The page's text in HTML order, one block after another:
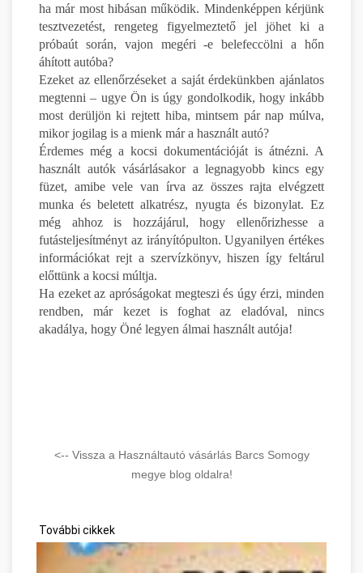
ha már most hibásan működik. Mindenképpen kérjünk
tesztvezetést, rengeteg figyelmeztető jel jöhet ki a
próbaút során, vajon megéri -e belefeccölni a hőn
áhított autóba?
Ezeket az ellenőrzéseket a saját érdekünkben ajánlatos
megtenni – ugye Ön is úgy gondolkodik, hogy inkább
most derüljön ki rejtett hiba, mintsem pár nap múlva,
mikor jogilag is a mienk már a használt autó?
Érdemes még a kocsi dokumentációját is átnézni. A
használt autók vásárlásakor a legnagyobb kincs egy
füzet, amibe vele van írva az összes rajta elvégzett
munka és beletett alkatrész, nyugta és bizonylat. Ez
még ahhoz is hozzájárul, hogy ellenőrizhesse a
futásteljesítményt az irányítópulton. Ugyanilyen értékes
információkat rejt a szervízkönyv, hiszen így feltárul
előttünk a kocsi múltja.
Ha ezeket az apróságokat megteszi és úgy érzi, minden
rendben, már kezet is foghat az eladóval, nincs
akadálya, hogy Öné legyen álmai használt autója!
<-- Vissza a Használtautó vásárlás Barcs Somogy
megye blog oldalra!
További cikkek